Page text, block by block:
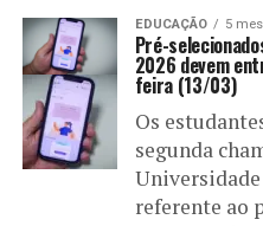
EDUCAÇÃO 5
Pré-
2026 devem
feira (13/03)
Os
segunda
referente ao